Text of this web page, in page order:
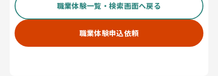
職業体験一覧・検索画面へ戻る
職業体験申込依頼